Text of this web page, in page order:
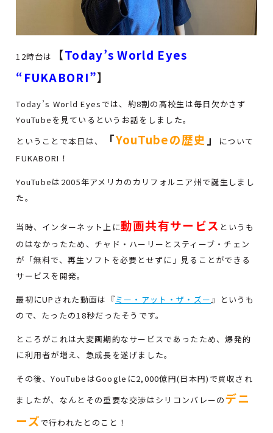
12時台は 【Today’s World Eyes
“FUKABORI”】
Today’s World Eyesでは、約8割の高校生は毎日欠かさず
YouTubeを見ているというお話をしました。
ということで本日は、
「YouTubeの歴史 」
について
FUKABORI！
YouTubeは2005年アメリカのカリフォルニア州で誕生しまし
た。
当時、インターネット上に動画共有サービス というも
のはなかったため、チャド・ハーリーとスティーブ・チェン
が「無料で、再生ソフトを必要とせずに」見ることができる
サービスを開発。
最初にUPされた動画は『ミー・アット・ザ・ズー 』というも
ので、たったの18秒だったそうです。
ところがこれは大変画期的なサービスであったため、爆発的
に利用者が増え、急成長を遂げました。
その後、YouTubeはGoogleに2,000億円(日本円)で買収され
ましたが、なんとその重要な交渉はシリコンバレーのデニ
ーズで行われたとのこと！